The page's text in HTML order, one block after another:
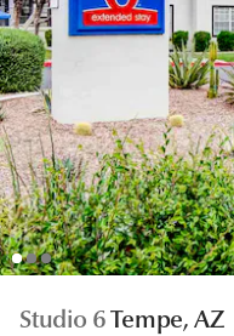
Studio 6Tempe, AZ